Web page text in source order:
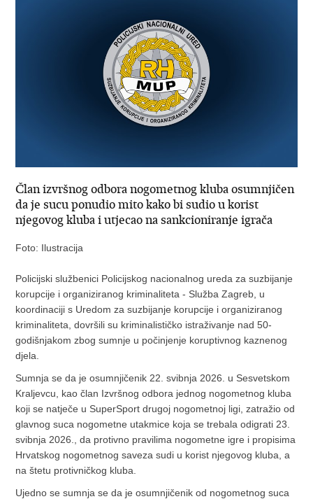
Član izvršnog odbora nogometnog kluba osumnjičen
da je sucu ponudio mito kako bi sudio u korist
njegovog kluba i utjecao na sankcioniranje igrača
Foto: Ilustracija
Policijski službenici Policijskog nacionalnog ureda za suzbijanje
korupcije i organiziranog kriminaliteta - Služba Zagreb, u
koordinaciji s Uredom za suzbijanje korupcije i organiziranog
kriminaliteta, dovršili su kriminalističko istraživanje nad 50-
godišnjakom zbog sumnje u počinjenje koruptivnog kaznenog
djela.
Sumnja se da je osumnjičenik 22. svibnja 2026. u Sesvetskom
Kraljevcu, kao član Izvršnog odbora jednog nogometnog kluba
koji se natječe u SuperSport drugoj nogometnoj ligi, zatražio od
glavnog suca nogometne utakmice koja se trebala odigrati 23.
svibnja 2026., da protivno pravilima nogometne igre i propisima
Hrvatskog nogometnog saveza sudi u korist njegovog kluba, a
na štetu protivničkog kluba.
Ujedno se sumnja se da je osumnjičenik od nogometnog suca